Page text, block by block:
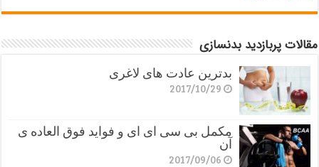
مقالات پربازدید بدنسازی
بدترین عادت های لاغری
2017/10/29
مکمل بی سی ای ای و فواید فوق العاده ی
آن
2017/09/06